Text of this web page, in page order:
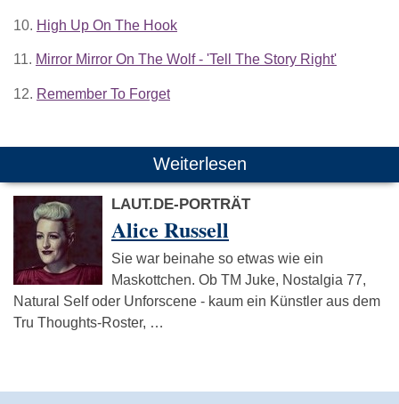
10. High Up On The Hook
11. Mirror Mirror On The Wolf - 'Tell The Story Right'
12. Remember To Forget
Weiterlesen
LAUT.DE-PORTRÄT
Alice Russell
Sie war beinahe so etwas wie ein
Maskottchen. Ob TM Juke, Nostalgia 77,
Natural Self oder Unforscene - kaum ein Künstler aus dem
Tru Thoughts-Roster, …